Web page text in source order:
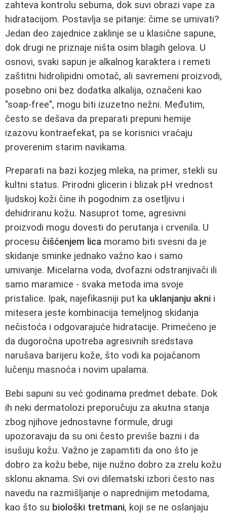
zahteva kontrolu sebuma, dok suvi obrazi vape za
hidratacijom. Postavlja se pitanje: čime se umivati?
Jedan deo zajednice zaklinje se u klasične sapune,
dok drugi ne priznaje ništa osim blagih gelova. U
osnovi, svaki sapun je alkalnog karaktera i remeti
zaštitni hidrolipidni omotač, ali savremeni proizvodi,
posebno oni bez dodatka alkalija, označeni kao
"soap-free", mogu biti izuzetno nežni. Međutim,
često se dešava da preparati prepuni hemije
izazovu kontraefekat, pa se korisnici vraćaju
proverenim starim navikama.
Preparati na bazi kozjeg mleka, na primer, stekli su
kultni status. Prirodni glicerin i blizak pH vrednost
ljudskoj koži čine ih pogodnim za osetljivu i
dehidriranu kožu. Nasuprot tome, agresivni
proizvodi mogu dovesti do perutanja i crvenila. U
procesu čišćenjem lica moramo biti svesni da je
skidanje sminke jednako važno kao i samo
umivanje. Micelarna voda, dvofazni odstranjivači ili
samo maramice - svaka metoda ima svoje
pristalice. Ipak, najefikasniji put ka uklanjanju akni i
mitesera jeste kombinacija temeljnog skidanja
nečistoća i odgovarajuće hidratacije. Primećeno je
da dugoročna upotreba agresivnih sredstava
narušava barijeru kože, što vodi ka pojačanom
lučenju masnoća i novim upalama.
Bebi sapuni su već godinama predmet debate. Dok
ih neki dermatolozi preporučuju za akutna stanja
zbog njihove jednostavne formule, drugi
upozoravaju da su oni često previše bazni i da
isušuju kožu. Važno je zapamtiti da ono što je
dobro za kožu bebe, nije nužno dobro za zrelu kožu
sklonu aknama. Svi ovi dilematski izbori često nas
navedu na razmišljanje o naprednijim metodama,
kao što su biološki tretmani, koji se ne oslanjaju